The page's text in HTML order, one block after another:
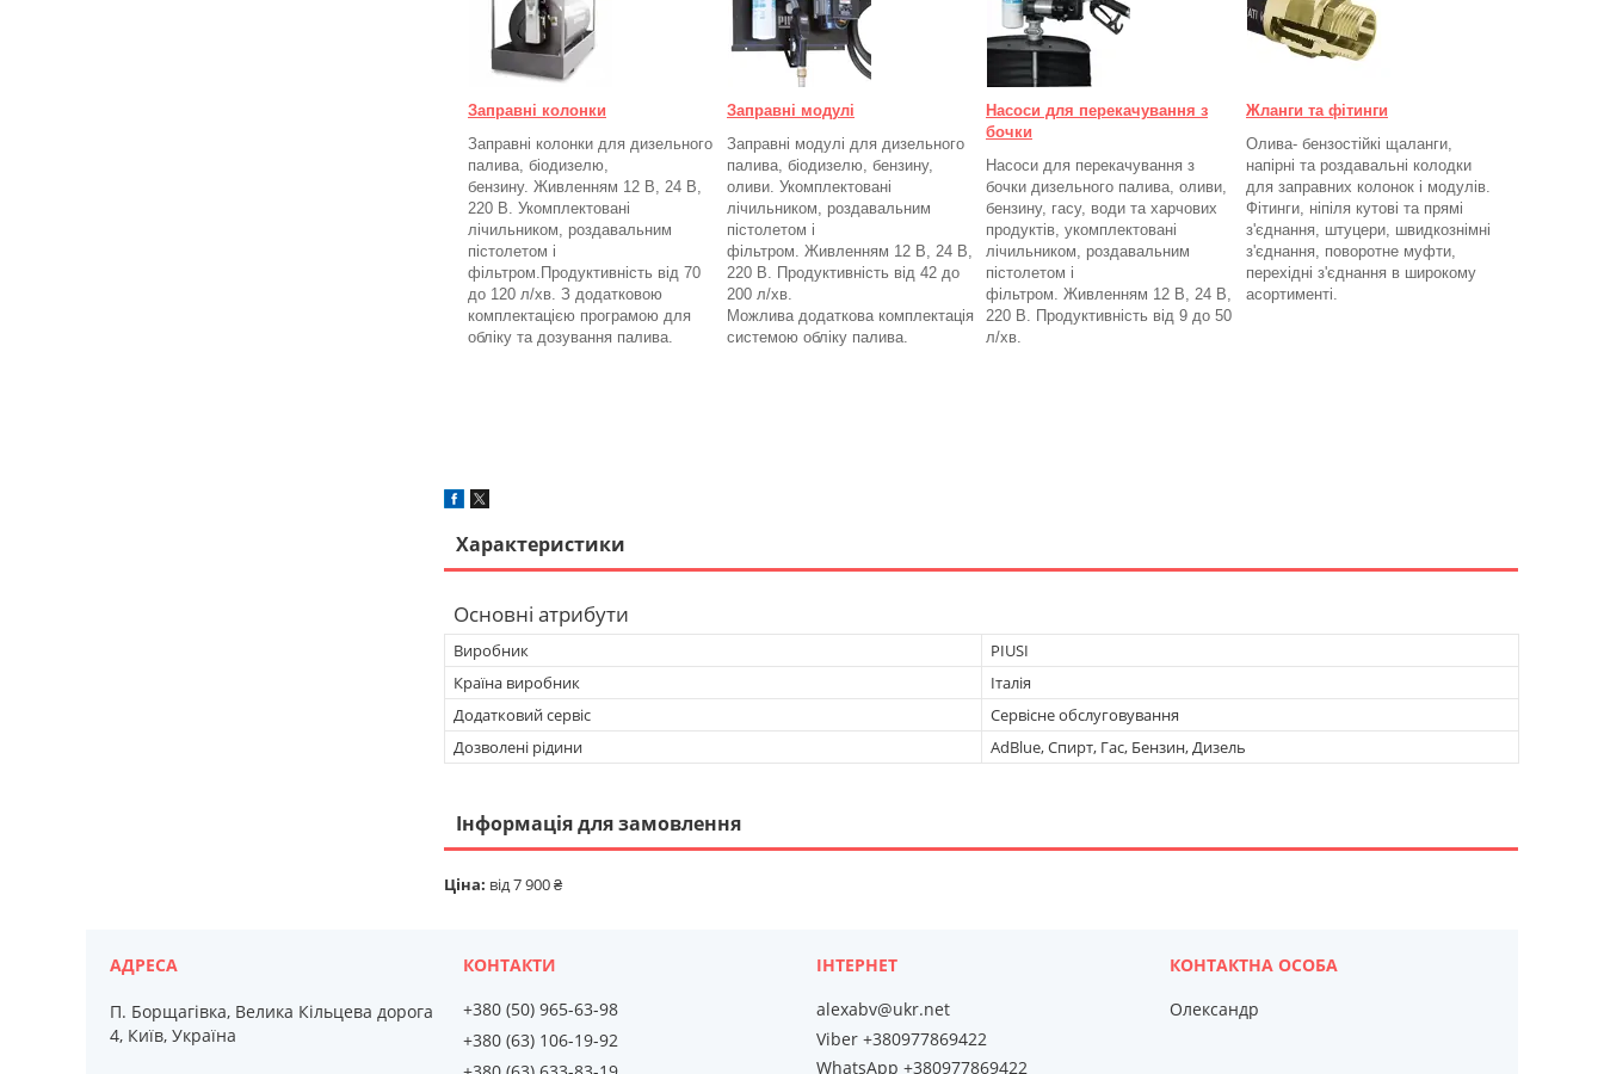
Заправні колонки
Заправні колонки для дизельного
палива, біодизелю,
бензину. Живленням 12 В, 24 В,
220 В. Укомплектовані
лічильником, роздавальним
пістолетом і
фільтром. Продуктивність від 70
до 120 л/хв. З додатковою
комплектацією програмою для
обліку та дозування палива.
Заправні модулі
Заправні модулі для дизельного
палива, біодизелю, бензину,
оливи. Укомплектовані
лічильником, роздавальним
пістолетом і
фільтром. Живленням 12 В, 24 В,
220 В. Продуктивність від 42 до
200 л/хв.
Можлива додаткова комплектація
системою обліку палива.
Насоси для перекачування з
бочки
Насоси для перекачування з
бочки дизельного палива, оливи,
бензину, гасу, води та харчових
продуктів, укомплектовані
лічильником, роздавальним
пістолетом і
фільтром. Живленням 12 В, 24 В,
220 В. Продуктивність від 9 до 50
л/хв.
Жланги та фітинги
Олива- бензостійкі щаланги,
напірні та роздавальні колодки
для заправних колонок і модулів.
Фітинги, ніпіля кутові та прямі
з'єднання, штуцери, швидкознімні
з'єднання, поворотне муфти,
перехідні з'єднання в широкому
асортименті.
Характеристики
Основні атрибути
Виробник
PIUSI
Країна виробник
Італія
Додатковий сервіс
Сервісне обслуговування
Дозволені рідини
AdBlue, Спирт, Гас, Бензин, Дизель
Інформація для замовлення
Ціна: від 7 900 ₴
П. Борщагівка, Велика Кільцева дорога
4, Київ, Україна
+380 (50) 965-63-98
+380 (63) 106-19-92
alexabv@ukr.net
Viber +380977869422
WhatsApp +380977869422
Олександр